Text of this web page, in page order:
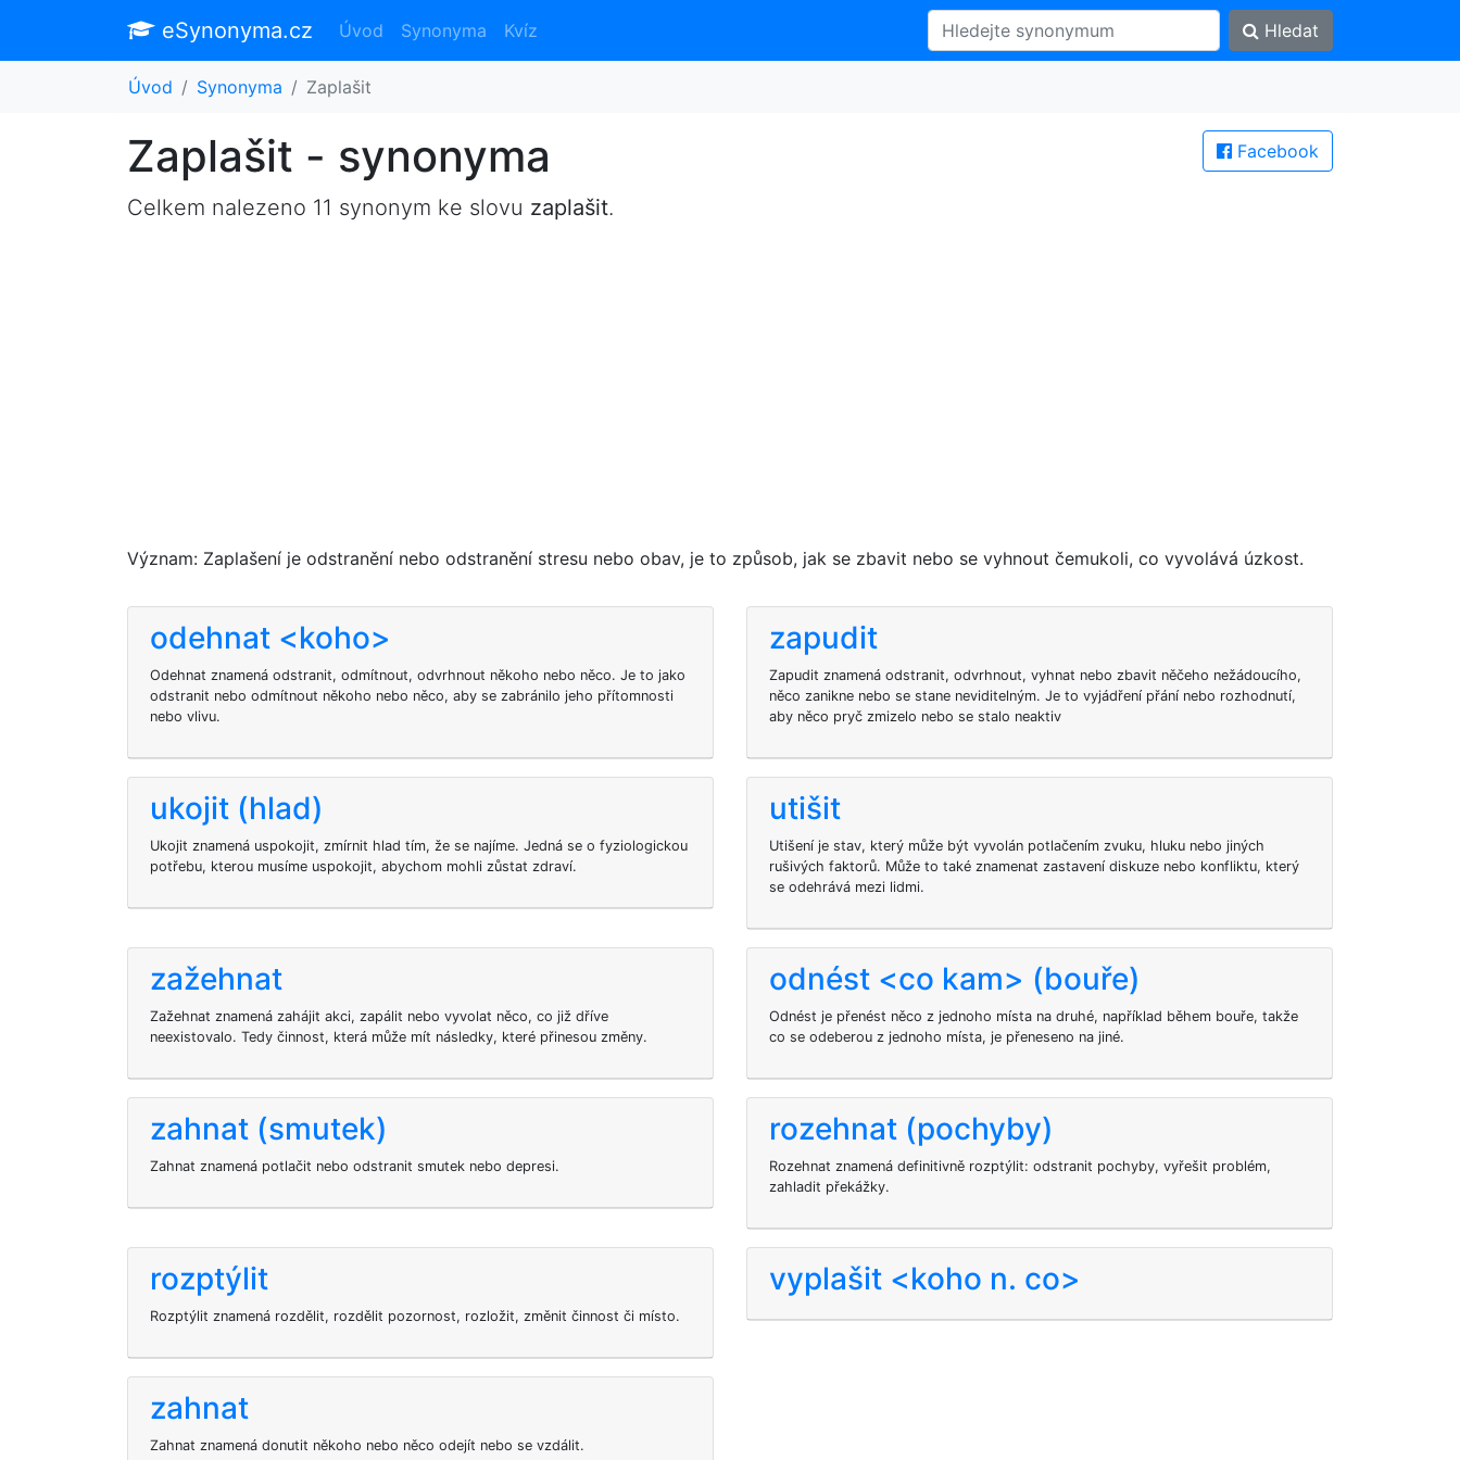
eSynonyma.cz Úvod Synonyma Kvíz Hledat
Úvod Synonyma Zaplašit
Facebook
Zaplašit - synonyma
Celkem nalezeno 11 synonym ke slovu zaplašit.
Význam: Zaplašení je odstranění nebo odstranění stresu nebo obav, je to způsob, jak se zbavit nebo se vyhnout čemukoli, co vyvolává úzkost.
odehnat <koho>
Odehnat znamená odstranit, odmítnout, odvrhnout někoho nebo něco. Je to jako
odstranit nebo odmítnout někoho nebo něco, aby se zabránilo jeho přítomnosti
nebo vlivu.
zapudit
Zapudit znamená odstranit, odvrhnout, vyhnat nebo zbavit něčeho nežádoucího,
něco zanikne nebo se stane neviditelným. Je to vyjádření přání nebo rozhodnutí,
aby něco pryč zmizelo nebo se stalo neaktiv
ukojit (hlad)
Ukojit znamená uspokojit, zmírnit hlad tím, že se najíme. Jedná se o fyziologickou
potřebu, kterou musíme uspokojit, abychom mohli zůstat zdraví.
utišit
Utišení je stav, který může být vyvolán potlačením zvuku, hluku nebo jiných
rušivých faktorů. Může to také znamenat zastavení diskuze nebo konfliktu, který
se odehrává mezi lidmi.
zažehnat
Zažehnat znamená zahájit akci, zapálit nebo vyvolat něco, co již dříve
neexistovalo. Tedy činnost, která může mít následky, které přinesou změny.
odnést <co kam> (bouře)
Odnést je přenést něco z jednoho místa na druhé, například během bouře, takže
co se odeberou z jednoho místa, je přeneseno na jiné.
zahnat (smutek)
Zahnat znamená potlačit nebo odstranit smutek nebo depresi.
rozehnat (pochyby)
Rozehnat znamená definitivně rozptýlit: odstranit pochyby, vyřešit problém,
zahladit překážky.
rozptýlit
Rozptýlit znamená rozdělit, rozdělit pozornost, rozložit, změnit činnost či místo.
vyplašit <koho n. co>
zahnat
Zahnat znamená donutit někoho nebo něco odejít nebo se vzdálit.